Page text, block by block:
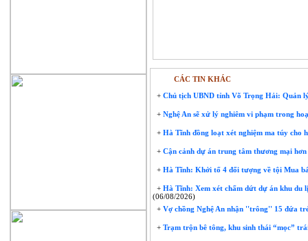
CÁC TIN KHÁC
+ Chủ tịch UBND tỉnh Võ Trọng Hải: Quản
+ Nghệ An sẽ xử lý nghiêm vi phạm trong
+ Hà Tĩnh đồng loạt xét nghiệm ma túy cho
+ Cận cảnh dự án trung tâm thương mại
+ Hà Tĩnh: Khởi tố 4 đối tượng về tội Mua
+ Hà Tĩnh: Xem xét chấm dứt dự án khu du
(06/08/2026)
+ Vợ chồng Nghệ An nhận ''trông'' 15 đứa
+ Trạm trộn bê tông, khu sinh thái “mọc”